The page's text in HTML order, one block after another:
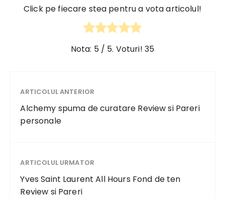
Click pe fiecare stea pentru a vota articolul!
Nota: 5/ 5. Voturi! 35
ARTICOLUL ANTERIOR
Alchemy spuma de curatare Review si Pareri
personale
ARTICOLUL URMATOR
Yves Saint Laurent All Hours Fond de ten
Review si Pareri